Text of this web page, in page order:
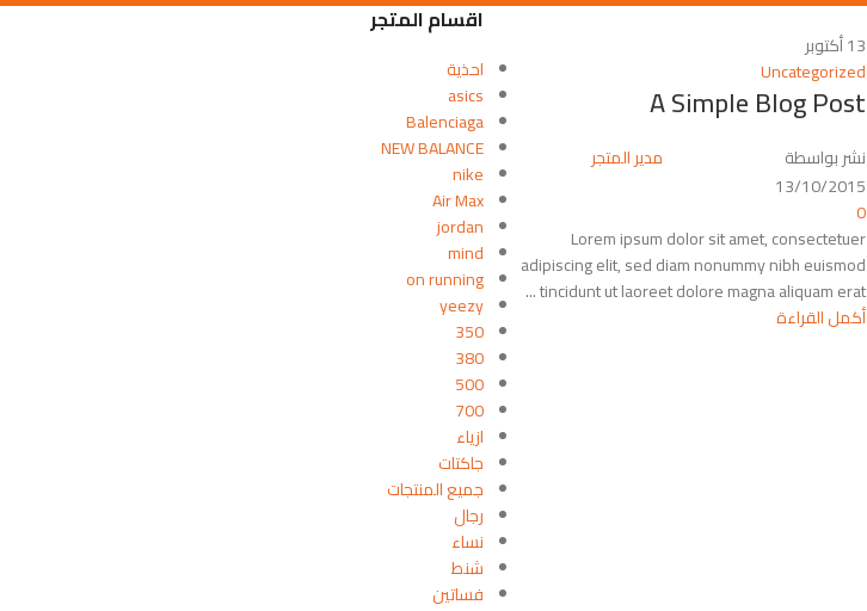
13أكتوبر
Uncategorized
A Simple Blog Post
نشر بواسطة
مدير المتجر
13/10/2015
0
Lorem ipsum dolor sit amet, consectetuer
adipiscing elit, sed diam nonummy nibh euismod
tincidunt ut laoreet dolore magna aliquam erat ...
أكمل القراءة
اقسام المتجر
احذية
asics
Balenciaga
NEW BALANCE
nike
Air Max
jordan
mind
on running
yeezy
350
380
500
700
ازياء
جاكتات
جميع المنتجات
رجال
نساء
شنط
فساتين